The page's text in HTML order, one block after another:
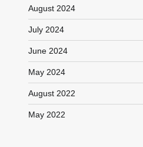
August 2024
July 2024
June 2024
May 2024
August 2022
May 2022